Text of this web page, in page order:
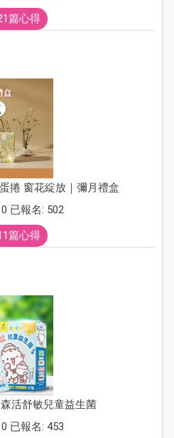
篇心得
捲 窗花綻放｜彌月禮盒
已報名: 502
篇心得
森活舒敏兒童益生菌
已報名: 453